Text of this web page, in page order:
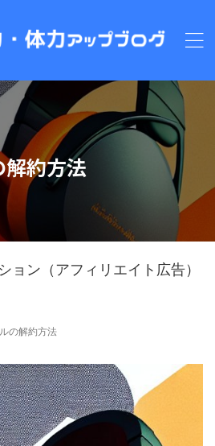
約方法
ョン（アフィリエイト広告）
の解約方法